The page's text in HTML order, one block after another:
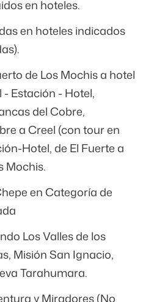
en hoteles.
en hoteles indicados
de Los Mochis a hotel
- Estación - Hotel,
del Cobre,
a Creel (con tour en
Hotel, de El Fuerte a
Mochis.
en Categoría de
Los Valles de los
Misión San Ignacio,
Tarahumara.
y Miradores (No